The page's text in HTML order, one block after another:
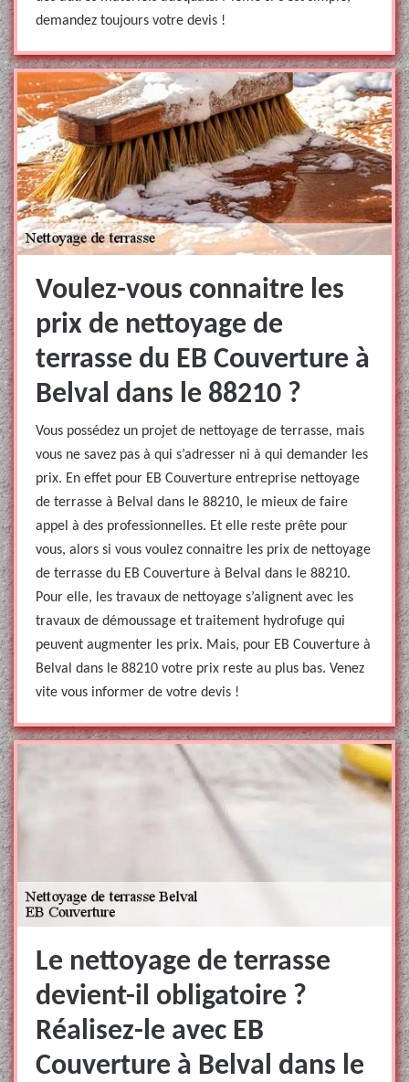
demandez toujours votre devis !
Voulez-vous connaitre les
prix de nettoyage de
terrasse du EB Couverture à
Belval dans le 88210 ?
Vous possédez un projet de nettoyage de terrasse, mais
vous ne savez pas à qui s’adresser ni à qui demander les
prix. En effet pour EB Couverture entreprise nettoyage
de terrasse à Belval dans le 88210, le mieux de faire
appel à des professionnelles. Et elle reste prête pour
vous, alors si vous voulez connaitre les prix de nettoyage
de terrasse du EB Couverture à Belval dans le 88210.
Pour elle, les travaux de nettoyage s’alignent avec les
travaux de démoussage et traitement hydrofuge qui
peuvent augmenter les prix. Mais, pour EB Couverture à
Belval dans le 88210 votre prix reste au plus bas. Venez
vite vous informer de votre devis !
Le nettoyage de terrasse
devient-il obligatoire ?
Réalisez-le avec EB
Couverture à Belval dans le